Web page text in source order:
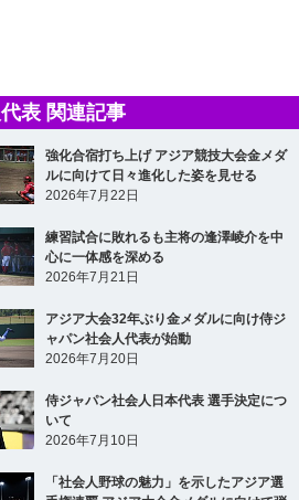
表 関連記事
強化合宿打ち上げ アジア競技大会金メダ
ルに向けて日々進化した姿を見せる
2026年7月22日
練習試合に敗れるも主将の逢澤崚介を中
心に一体感を深める
2026年7月21日
アジア大会32年ぶり金メダルに向け侍ジ
ャパン社会人代表が始動
2026年7月20日
侍ジャパン社会人日本代表 選手決定につ
いて
2026年7月10日
「社会人野球の魅力」を示したアジア選